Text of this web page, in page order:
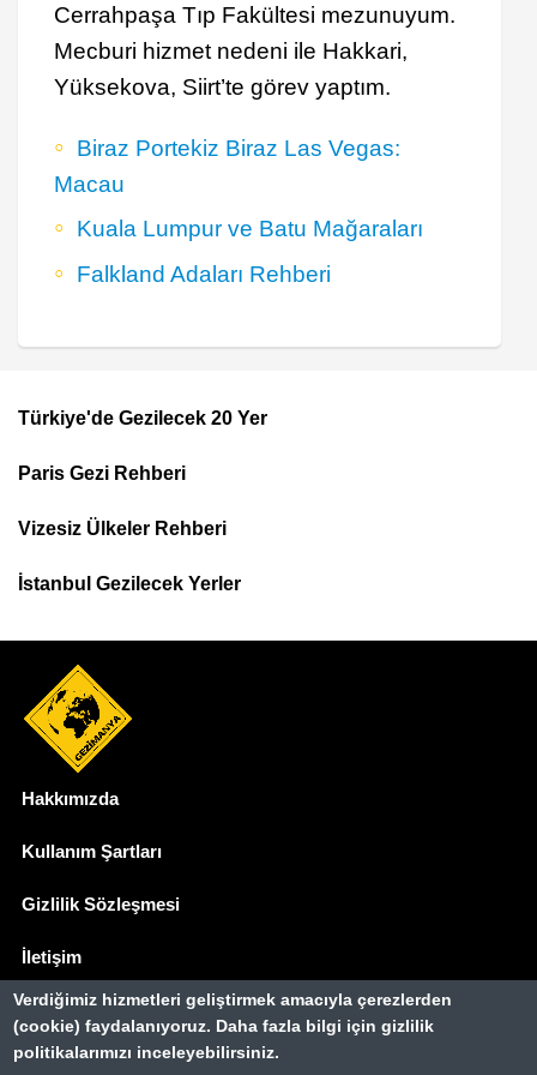
Cerrahpaşa Tıp Fakültesi mezunuyum.
Mecburi hizmet nedeni ile Hakkari,
Yüksekova, Siirt’te görev yaptım.
Biraz Portekiz Biraz Las Vegas:
Macau
Kuala Lumpur ve Batu Mağaraları
Falkland Adaları Rehberi
Top
Menu
Türkiye'de Gezilecek 20 Yer
Paris Gezi Rehberi
Vizesiz Ülkeler Rehberi
İstanbul Gezilecek Yerler
Hakkımızda
Kullanım Şartları
Gizlilik Sözleşmesi
İletişim
Basında Biz
Gezimanya Turizm, TÜRSAB'a kayıtlı bir
Verdiğimiz hizmetleri geliştirmek amacıyla çerezlerden
(cookie) faydalanıyoruz. Daha fazla bilgi için gizlilik
politikalarımızı inceleyebilirsiniz.